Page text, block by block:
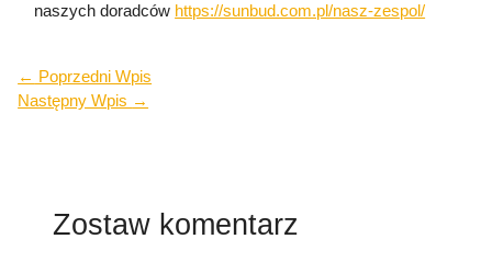
naszych doradców https://sunbud.com.pl/nasz-zespol/
← Poprzedni Wpis
Następny Wpis →
Zostaw komentarz